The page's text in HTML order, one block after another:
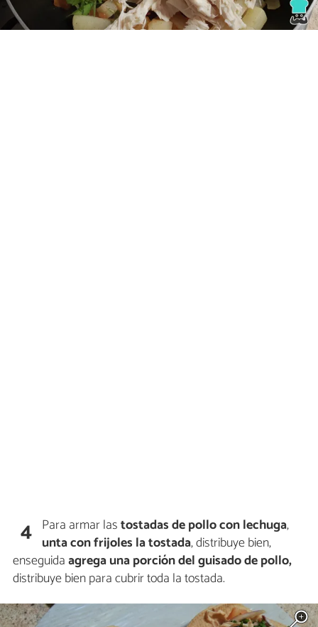
4 Para armar lastostadas de pollo con lechuga,
unta con frijoles la tostada, distribuye bien,
enseguidaagrega una porción del guisado de pollo,
distribuye bien para cubrir toda la tostada.